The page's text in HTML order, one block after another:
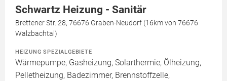
Schwartz Heizung - Sanitär
Brettener Str. 28, 76676 Graben-Neudorf (16km von 76676
Walzbachtal)
HEIZUNG SPEZIALGEBIETE
Wärmepumpe, Gasheizung, Solarthermie, Ölheizung,
Pelletheizung, Badezimmer, Brennstoffzelle,